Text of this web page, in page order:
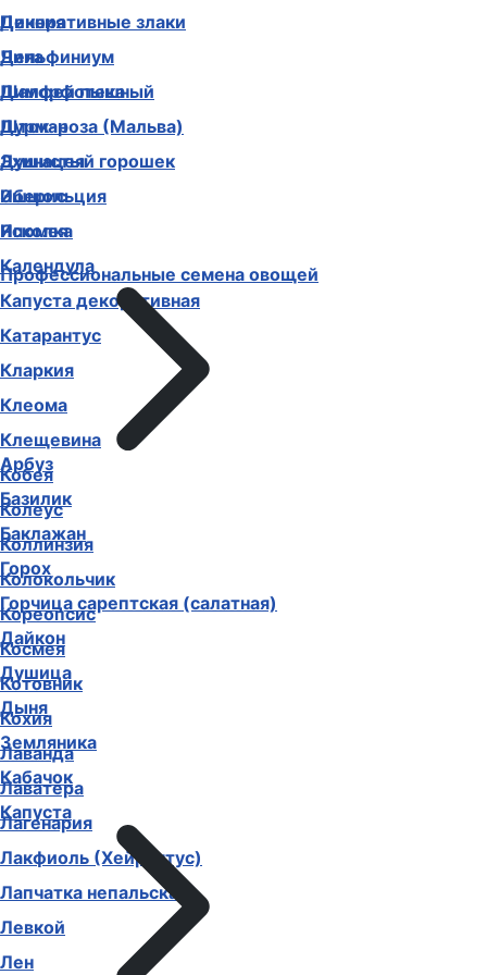
Декоративные злаки
Дельфиниум
Диморфотека
Дурман
Душистый горошек
Иберис
Ипомея
Календула
Капуста декоративная
Катарантус
Кларкия
Клеома
Клещевина
Кобея
Колеус
Коллинзия
Колокольчик
Кореопсис
Космея
Котовник
Кохия
Лаванда
Лаватера
Лагенария
Лакфиоль (Хейрантус)
Лапчатка непальская
Левкой
Лен
Цинния
Чина
Шалфей пышный
Шток-роза (Мальва)
Эхинацея
Эшшольция
Ясколка
Профессиональные семена овощей
Арбуз
Базилик
Баклажан
Горох
Горчица сарептская (салатная)
Дайкон
Душица
Дыня
Земляника
Кабачок
Капуста